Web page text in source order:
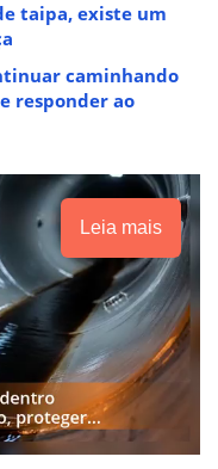
taipa, existe um
caminhando
responder ao
Leia mais